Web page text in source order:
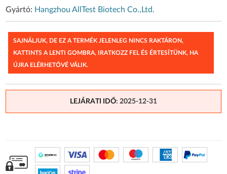
Gyártó: Hangzhou AllTest Biotech Co.,Ltd.
SAJNÁLJUK, DE EZ A TERMÉK JELENLEG NINCS RAKTÁRON,
KATTINTS A LENTI GOMBRA, IRATKOZZ FEL ÉS ÉRTESÍTÜNK, HA
ÚJRA ELÉRHETŐVÉ VÁLIK.
LEJÁRATI IDŐ: 2025-12-31